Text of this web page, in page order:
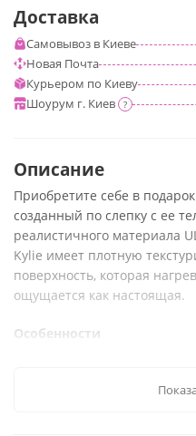
Доставка
Самовывоз в Киеве
Новая Почта
Курьером по Киеву
Шоурум г. Киев
?
Описание
Приобретите себе в
созданный по слепку с ее
реалистичного материала
Kylie имеет плотную
поверхность, которая
ощущается как настоящая.
Особенности